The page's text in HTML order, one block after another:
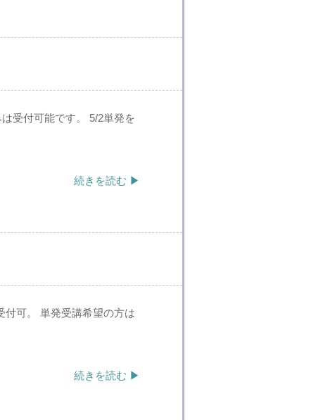
受付可能です。 5/2単発を
続きを読む ▶
付可。 単発受講希望の方は
続きを読む ▶